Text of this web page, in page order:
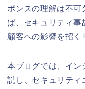
ポンスの理解は不可
ば、セキュリティ事
顧客への影響を招く
本ブログでは、イン
説し、セキュリティ